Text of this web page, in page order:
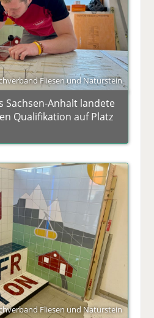
Fliesen und Naturstein
Sachsen-Anhalt landete
Qualifikation auf Platz
Fliesen und Naturstein